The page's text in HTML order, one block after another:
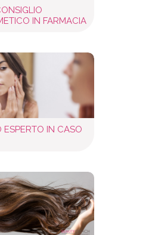
IN FARMACIA
ESPERTO IN CASO